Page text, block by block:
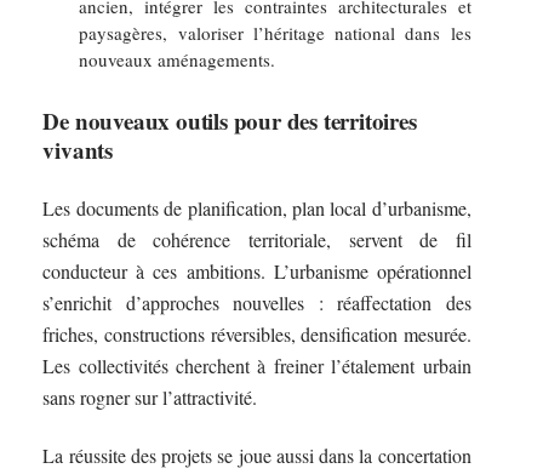
ancien, intégrer les contraintes architecturales et
paysagères, valoriser l’héritage national dans les
nouveaux aménagements.
De nouveaux outils pour des territoires
vivants
Les documents de planification, plan local d’urbanisme,
schéma de cohérence territoriale, servent de fil
conducteur à ces ambitions. L’urbanisme opérationnel
s’enrichit d’approches nouvelles : réaffectation des
friches, constructions réversibles, densification mesurée.
Les collectivités cherchent à freiner l’étalement urbain
sans rogner sur l’attractivité.
La réussite des projets se joue aussi dans la concertation